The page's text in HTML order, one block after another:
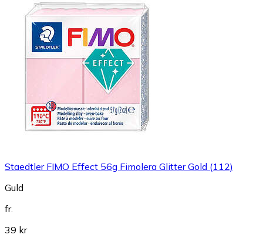
Staedtler FIMO Effect 56g Fimolera Glitter Gold (112)
Guld
fr.
39 kr